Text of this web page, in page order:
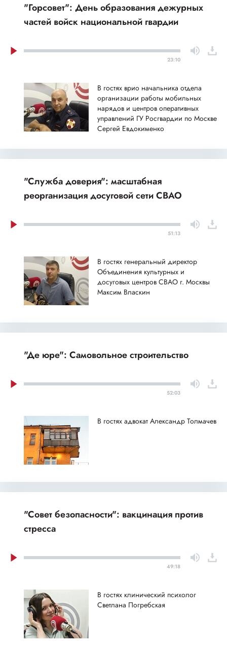
"Горсовет": День образования дежурных
частей войск национальной гвардии
23:10
В гостях врио начальника отдела
организации работы мобильных
нарядов и центров оперативных
управлений ГУ Росгвардии по Москве
Сергей Евдокименко
"Служба доверия": масштабная
реорганизация досуговой сети СВАО
51:13
В гостях генеральный директор
Объединения культурных и
досуговых центров СВАО г. Москвы
Максим Власкин
"Де юре": Самовольное строительство
52:03
В гостях адвокат Александр Толмачев
"Совет безопасности": вакцинация против
стресса
49:18
В гостях клинический психолог
Светлана Погребская